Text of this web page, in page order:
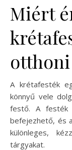
Miért
A krétafesték
könnyű vele
festő. A festék
befejezhető, és
különleges,
tárgyakat.